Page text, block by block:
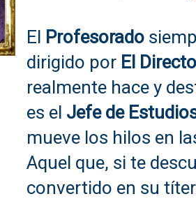
El Profesorado
dirigido por El
realmente hace y
es el Jefe de
mueve los hilos en
Aquel que, si te
convertido en su